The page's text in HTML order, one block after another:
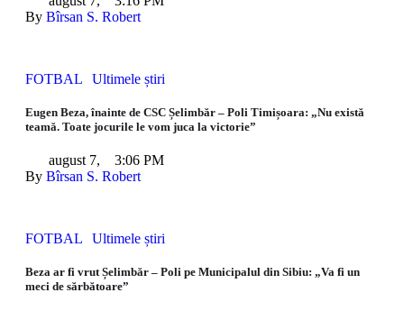
By Bîrsan S. Robert
FOTBAL Ultimele știri
Eugen Beza, înainte de CSC Șelimbăr – Poli Timișoara: „Nu există
teamă. Toate jocurile le vom juca la victorie”
august 7,
3:06 PM
By Bîrsan S. Robert
FOTBAL Ultimele știri
Beza ar fi vrut Șelimbăr – Poli pe Municipalul din Sibiu: „Va fi un
meci de sărbătoare”